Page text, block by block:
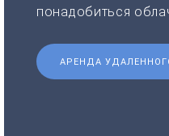
понадобиться
АРЕНДА